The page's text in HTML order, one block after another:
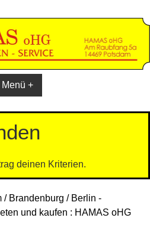
Menü +
deinen Kriterien.
Brandenburg / Berlin -
und kaufen : HAMAS oHG